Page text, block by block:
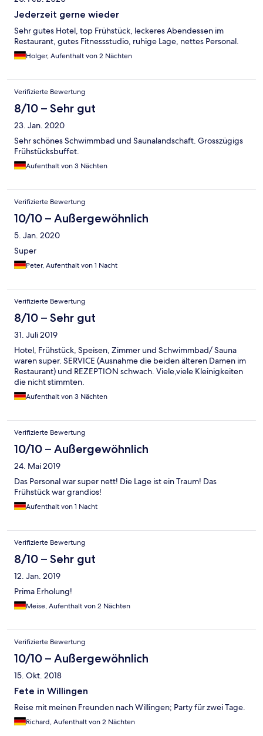
Jederzeit gerne wieder
Sehr gutes Hotel, top Frühstück, leckeres Abendessen im
Restaurant, gutes Fitnessstudio, ruhige Lage, nettes Personal.
Holger, Aufenthalt von 2 Nächten
Verifizierte Bewertung
8/10 – Sehr gut
23. Jan. 2020
Sehr schönes Schwimmbad und Saunalandschaft. Grosszügigs
Frühstücksbuffet.
Aufenthalt von 3 Nächten
Verifizierte Bewertung
10/10 – Außergewöhnlich
5. Jan. 2020
Super
Peter, Aufenthalt von 1 Nacht
Verifizierte Bewertung
8/10 – Sehr gut
31. Juli 2019
Hotel, Frühstück, Speisen, Zimmer und Schwimmbad/ Sauna
waren super. SERVICE (Ausnahme die beiden älteren Damen im
Restaurant) und REZEPTION schwach. Viele,viele Kleinigkeiten
die nicht stimmten.
Aufenthalt von 3 Nächten
Verifizierte Bewertung
10/10 – Außergewöhnlich
24. Mai 2019
Das Personal war super nett! Die Lage ist ein Traum! Das
Frühstück war grandios!
Aufenthalt von 1 Nacht
Verifizierte Bewertung
8/10 – Sehr gut
12. Jan. 2019
Prima Erholung!
Meise, Aufenthalt von 2 Nächten
Verifizierte Bewertung
10/10 – Außergewöhnlich
15. Okt. 2018
Fete in Willingen
Reise mit meinen Freunden nach Willingen; Party für zwei Tage.
Richard, Aufenthalt von 2 Nächten